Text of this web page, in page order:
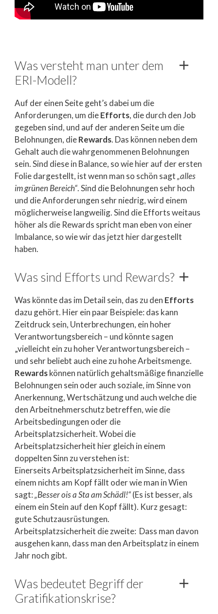
Was versteht man unter dem
ERI-Modell?
Auf der einen Seite geht’s dabei um die
Anforderungen, um dieEfforts, die durch den Job
gegeben sind, und auf der anderen Seite um die
Belohnungen, dieRewards. Das können neben dem
Gehalt auch die wahrgenommenen Belohnungen
sein. Sind diese in Balance, so wie hier auf der ersten
Folie dargestellt, ist wenn man so schön sagt„alles
im grünen Bereich“. Sind die Belohnungen sehr hoch
und die Anforderungen sehr niedrig, wird einem
möglicherweise langweilig. Sind die Efforts weitaus
höher als die Rewards spricht man eben von einer
Imbalance, so wie wir das jetzt hier dargestellt
haben.
Was sind Efforts und Rewards?
Was könnte das im Detail sein, das zu den Efforts
dazu gehört. Hier ein paar Beispiele: das kann
Zeitdruck sein, Unterbrechungen, ein hoher
Verantwortungsbereich – und könnte sagen
„vielleicht ein zu hoher Verantwortungsbereich –
und sehr beliebt auch eine zu hohe Arbeitsmenge.
Rewardskönnen natürlich gehaltsmäßige finanzielle
Belohnungen sein oder auch soziale, im Sinne von
Anerkennung, Wertschätzung und auch welche die
den Arbeitnehmerschutz betreffen, wie die
Arbeitsbedingungen oder die
Arbeitsplatzsicherheit. Wobei die
Arbeitsplatzsicherheit hier gleich in einem
doppelten Sinn zu verstehen ist:
Einerseits Arbeitsplatzsicherheit im Sinne, dass
einem nichts am Kopf fällt oder wie man in Wien
sagt:„Besser ois a Sta am Schädl!“(Es ist besser, als
einem ein Stein auf den Kopf fällt). Kurz gesagt:
gute Schutzausrüstungen.
Arbeitsplatzsicherheit die zweite: Dass man davon
ausgehen kann, dass man den Arbeitsplatz in einem
Jahr noch gibt.
Was bedeutet Begriff der
Gratifikationskrise?